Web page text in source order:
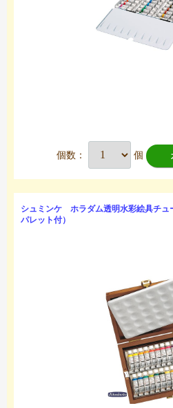
個数： 個
シュミンケ ホラダム透明水彩絵具チュ
パレット付）